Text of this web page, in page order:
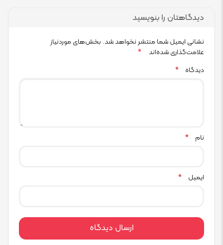
دیدگاهتان را بنویسید
نشانی ایمیل شما منتشر نخواهد شد. بخش‌های موردنیاز
علامت‌گذاری شده‌اند
*
دیدگاه
*
نام *
ایمیل *